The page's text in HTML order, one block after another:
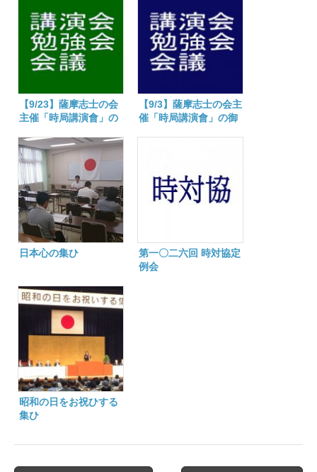
【9/23】薩摩志士の会
主催「時局講演會」の
【9/3】薩摩志士の会主
催「時局講演會」の御
日本心の集ひ
第一〇二六回 時対協定
例会
昭和の日をお祝ひする
集ひ